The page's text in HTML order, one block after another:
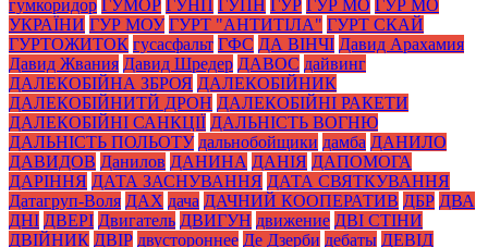
гумкоридор ГУМОР ГУНП ГУПН ГУР ГУР МО ГУР МО
УКРАЇНИ ГУР МОУ ГУРТ "АНТИТІЛА" ГУРТ СКАЙ
ГУРТОЖИТОК гусасфальт ГФС ДА ВІНЧІ Давид Арахамия
Давид Жвания Давид Шредер ДАВОС дайвинг
ДАЛЕКОБІЙНА ЗБРОЯ ДАЛЕКОБІЙНИК
ДАЛЕКОБІЙНИТЙ ДРОН ДАЛЕКОБІЙНІ РАКЕТИ
ДАЛЕКОБІЙНІ САНКЦІЇ ДАЛЬНІСТЬ ВОГНЮ
ДАЛЬНІСТЬ ПОЛЬОТУ дальнобойщики дамба ДАНИЛО
ДАВИДОВ Данилов ДАНИНА ДАНІЯ ДАПОМОГА
ДАРІННЯ ДАТА ЗАСНУВАННЯ ДАТА СВЯТКУВАННЯ
Датагруп-Воля ДАХ дача ДАЧНИЙ КООПЕРАТИВ ДБР ДВА
ДНІ ДВЕРІ Двигатель ДВИГУН движение ДВІ СТІНИ
ДВІЙНИК ДВІР двустороннее Де Дзерби дебаты ДЕВІД